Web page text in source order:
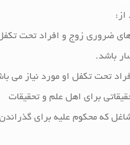
از:
های ضروری زوج و افراد تحت
باشد.
تحت تکفل او مورد نیاز می
برای اهل علم و تحقیقات
که محکوم علیه برای گذراندن